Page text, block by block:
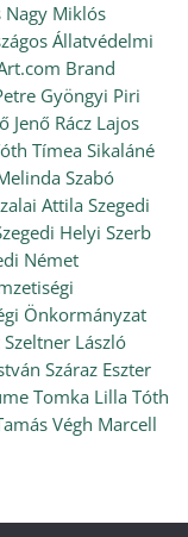
Nagy Miklós
Állatvédelmi
Brand
Gyöngyi Piri
Jenő Rácz Lajos
Tímea Sikaláné
Szabó
Attila Szegedi
Helyi Szerb
Német
Önkormányzat
Szeltner László
Száraz Eszter
Tomka Lilla Tóth
Végh Marcell